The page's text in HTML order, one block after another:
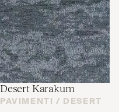
Desert Karakum
PAVIMENTI / DESERT